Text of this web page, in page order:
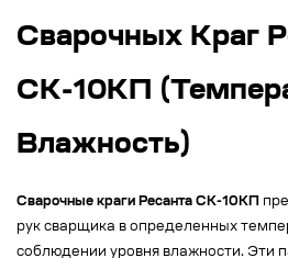
Сварочных Краг
СК-10КП
Влажность)
Сварочные краги Ресанта СК-10КП
рук сварщика в определенных
соблюдении уровня влажности. Эти